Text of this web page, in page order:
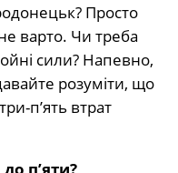
Просто
варто. Чи треба
сили? Напевно,
розуміти, що
п’ять втрат
п’яти?